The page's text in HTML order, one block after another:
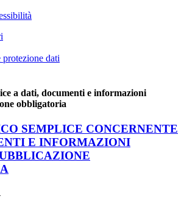
dati
a dati, documenti e informazioni
obbligatoria
SEMPLICE CONCERNENTE
E INFORMAZIONI